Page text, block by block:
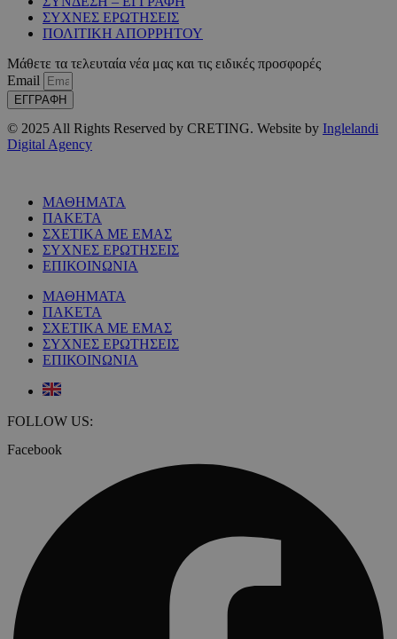
ΣΥΧΝΕΣ ΕΡΩΤΗΣΕΙΣ
ΠΟΛΙΤΙΚΗ ΑΠΟΡΡΗΤΟΥ
Μάθετε τα τελευταία νέα μας και τις ειδικές προσφορές
Email
ΕΓΓΡΑΦΗ
© 2025 All Rights Reserved by CRETING. Website by Inglelandi
Digital Agency
ΜΑΘΗΜΑΤΑ
ΠΑΚΕΤΑ
ΣΧΕΤΙΚΑ ΜΕ ΕΜΑΣ
ΣΥΧΝΕΣ ΕΡΩΤΗΣΕΙΣ
ΕΠΙΚΟΙΝΩΝΙΑ
ΜΑΘΗΜΑΤΑ
ΠΑΚΕΤΑ
ΣΧΕΤΙΚΑ ΜΕ ΕΜΑΣ
ΣΥΧΝΕΣ ΕΡΩΤΗΣΕΙΣ
ΕΠΙΚΟΙΝΩΝΙΑ
FOLLOW US:
Facebook